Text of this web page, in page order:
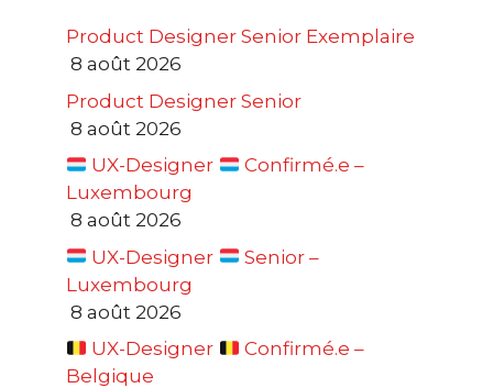
Product Designer Senior Exemplaire
8 août 2026
Product Designer Senior
8 août 2026
UX-Designer
Confirmé.e –
Luxembourg
8 août 2026
UX-Designer
Senior –
Luxembourg
8 août 2026
UX-Designer
Confirmé.e –
Belgique